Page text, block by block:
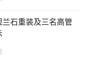
141.83亿元。
石重装及三名高管